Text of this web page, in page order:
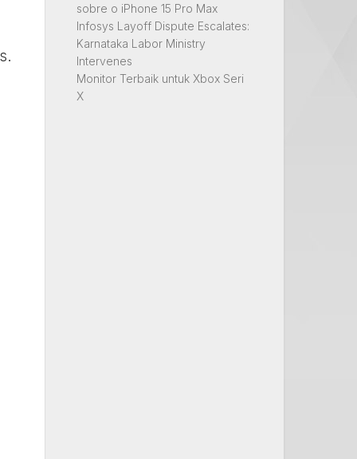
sobre o iPhone 15 Pro Max
Infosys Layoff Dispute Escalates:
Karnataka Labor Ministry
Intervenes
Monitor Terbaik untuk Xbox Seri
X